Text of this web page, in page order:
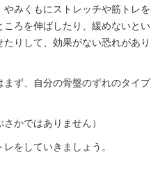
みくもにストレッチや筋トレを
ろを伸ばしたり、緩めないとい
りして、効果がない恐れがあり
ず、自分の骨盤のずれのタイプ
かではありません）
をしていきましょう。